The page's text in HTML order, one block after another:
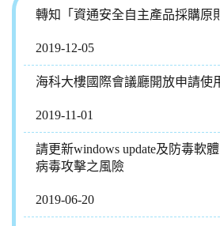
轉知「資通安全自主產品採購原
2019-12-05
海科大樓國際會議廳開放申請使
2019-11-01
請更新windows update及防毒軟
病毒攻擊之風險
2019-06-20